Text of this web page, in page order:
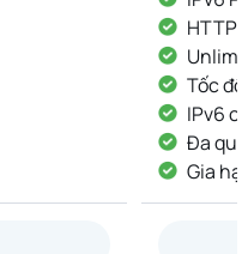
Đa
Tốc
IP
IP